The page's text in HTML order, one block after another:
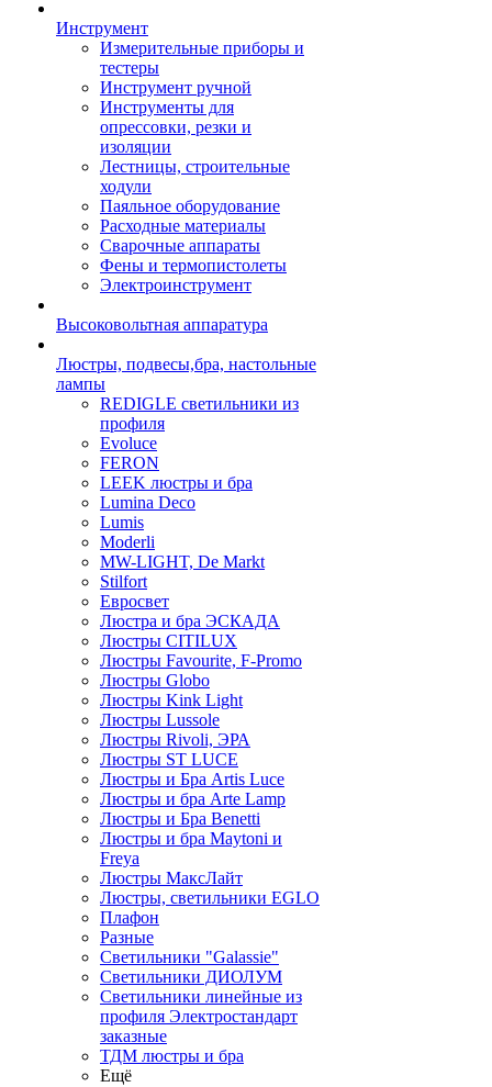
Инструмент
Измерительные приборы и
тестеры
Инструмент ручной
Инструменты для
опрессовки, резки и
изоляции
Лестницы, строительные
ходули
Паяльное оборудование
Расходные материалы
Сварочные аппараты
Фены и термопистолеты
Электроинструмент
Высоковольтная аппаратура
Люстры, подвесы,бра, настольные
лампы
REDIGLE светильники из
профиля
Evoluce
FERON
LEEK люстры и бра
Lumina Deco
Lumis
Moderli
MW-LIGHT, De Markt
Stilfort
Евросвет
Люстра и бра ЭСКАДА
Люстры CITILUX
Люстры Favourite, F-Promo
Люстры Globo
Люстры Kink Light
Люстры Lussole
Люстры Rivoli, ЭРА
Люстры ST LUCE
Люстры и Бра Artis Luce
Люстры и бра Arte Lamp
Люстры и Бра Benetti
Люстры и бра Maytoni и
Freya
Люстры МаксЛайт
Люстры, светильники EGLO
Плафон
Разные
Светильники "Galassie"
Светильники ДИОЛУМ
Светильники линейные из
профиля Электростандарт
заказные
ТДМ люстры и бра
Ещё